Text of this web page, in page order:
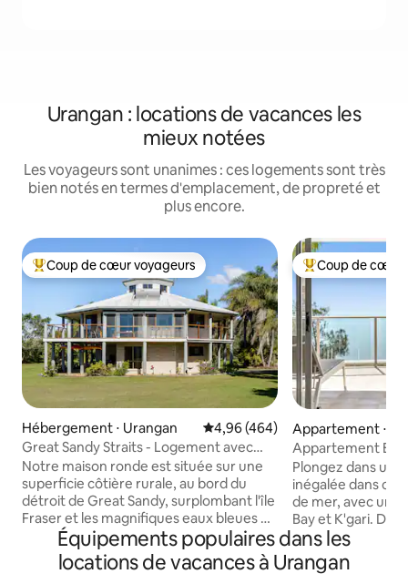
Urangan : locations de vacances les
mieux notées
Les voyageurs sont unanimes : ces logements sont très
bien notés en termes d'emplacement, de propreté et
plus encore.
Coups de cœur voyageurs les plus appréciés
Coup de cœur voyageurs
Hébergement ⋅ Urangan Évaluation moyenne sur la
4,96 (464)
Great Sandy Straits - Logement avec
vue imprenable
Notre maison ronde est située sur une
superficie côtière rurale, au bord du
détroit de Great Sandy, surplombant l'île
Fraser et les magnifiques eaux bleues de
cette région. Récemment rénovée et
très confortable, nous proposons trois
chambres : la chambre principale Queen
Coups de cœur
Coup de cœur
Appartement ⋅
Appartement
- Palms at The Pier
Plongez dans
inégalée dans
de mer, avec une
Bay et K'gari.
principale de luxe
d'une salle de
d'un salon et
Équipements populaires dans les
locations de vacances à Urangan